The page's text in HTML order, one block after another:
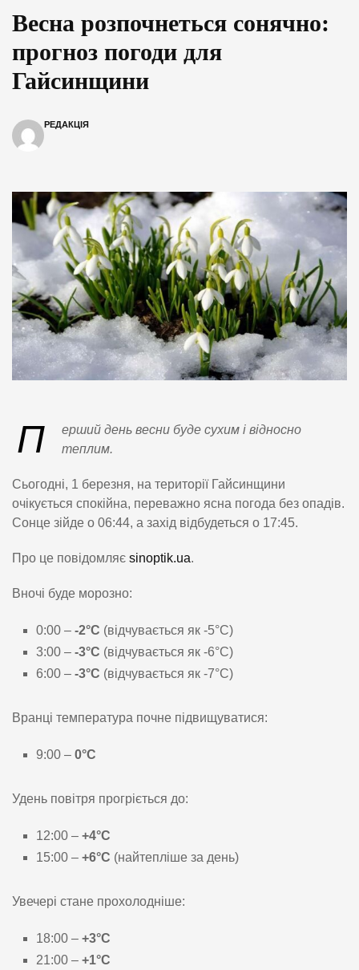
Весна розпочнеться сонячно:
прогноз погоди для
Гайсинщини
РЕДАКЦІЯ
П
ерший день весни буде сухим і відносно
теплим.
Сьогодні, 1 березня, на території Гайсинщини
очікується спокійна, переважно ясна погода без опадів.
Сонце зійде о 06:44, а захід відбудеться о 17:45.
Про це повідомляє sinoptik.ua.
Вночі буде морозно:
0:00 – -2°C (відчувається як -5°C)
3:00 – -3°C (відчувається як -6°C)
6:00 – -3°C (відчувається як -7°C)
Вранці температура почне підвищуватися:
9:00 – 0°C
Удень повітря прогріється до:
12:00 – +4°C
15:00 – +6°C (найтепліше за день)
Увечері стане прохолодніше:
18:00 – +3°C
21:00 – +1°C